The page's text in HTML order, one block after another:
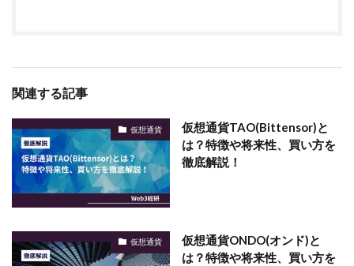
関連する記事
仮想通貨
仮想通貨TAO(Bittensor)と
は？特徴や将来性、買い方を
徹底解説！
仮想通貨
仮想通貨ONDO(オンド)と
は？特徴や将来性、買い方を